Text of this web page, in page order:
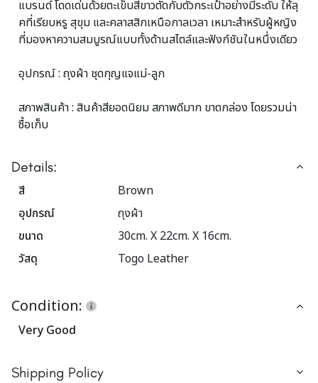
แบรนด์ โดดเด่นด้วยตะเข็บสีขาวตัดกับตัวกระเป๋าอย่างมีระดับ ให้ลุ
คที่เรียบหรู สุขุม และคลาสสิกเหนือกาลเวลา เหมาะสำหรับผู้หญิง
ที่มองหาความสมบูรณ์แบบทั้งด้านสไตล์และฟังก์ชันในหนึ่งเดียว
อุปกรณ์ : ถุงผ้า ชุดกุญแจแม่-ลูก
สภาพสินค้า : สินค้าสียอดนิยม สภาพดีมาก ขาดกล่อง โดยรวมน่า
Details:
สี
Brown
อุปกรณ์
ถุงผ้า
ขนาด
30cm. X 22cm. X 16cm.
วัสดุ
Togo Leather
Condition:
Very Good
Shipping Policy